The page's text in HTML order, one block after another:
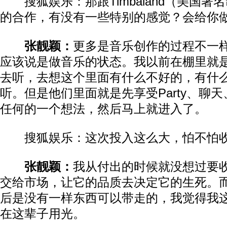
的合作，有没有一些特别的感觉？会给你
张靓颖： 更多是音乐创作的过程不一
应该说是做音乐的状态。我以前在棚里就
去听，去想这个里面有什么不好的，有什
听。但是他们里面就是先享受Party、聊
任何的一个想法，然后马上就进入了。
搜狐娱乐：这次投入这么大，怕不怕
张靓颖： 我从付出的时候就没想过要
交给市场，让它的品质去决定它的生死。
后是没有一样东西可以带走的，我觉得我
在这辈子用光。